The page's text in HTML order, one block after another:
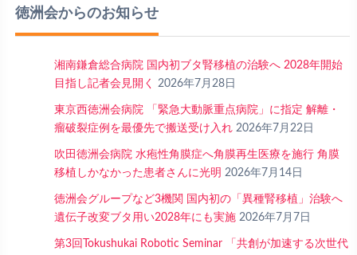
徳洲会からのお知らせ
湘南鎌倉総合病院 国内初ブタ腎移植の治験へ 2028年開始
目指し記者会見開く
2026年7月28日
東京西徳洲会病院 「緊急大動脈重点病院」に指定 解離・
瘤破裂症例を最優先で搬送受け入れ 2026年7月22日
吹田徳洲会病院 水疱性角膜症へ角膜再生医療を施行 角膜
移植しかなかった患者さんに光明 2026年7月14日
徳洲会グループなど3機関 国内初の「異種腎移植」治験へ
遺伝子改変ブタ用い2028年にも実施 2026年7月7日
第3回Tokushukai Robotic Seminar 「共創が加速する次世代